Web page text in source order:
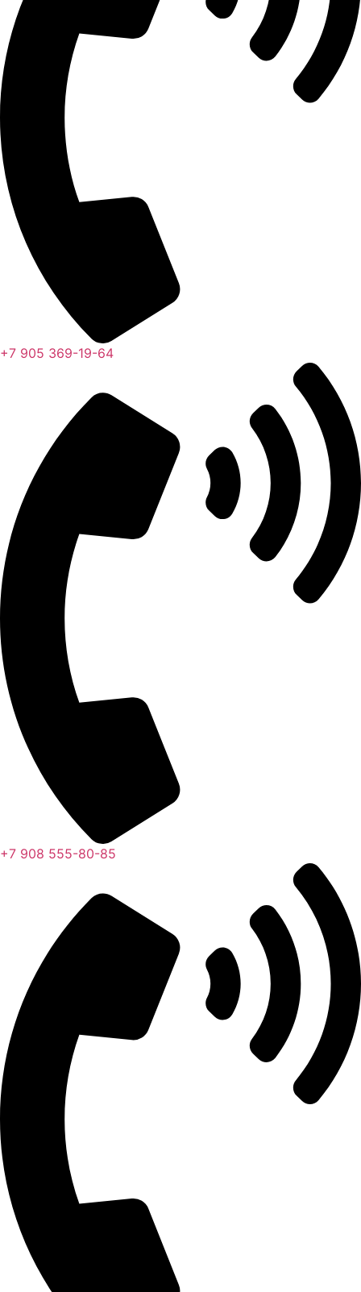
+7 905 369-19-64
+7 908 555-80-85